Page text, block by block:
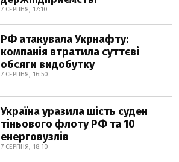
7 СЕРПНЯ, 17:10
РФ атакувала Укрнафту:
компанія втратила суттєві
обсяги видобутку
7 СЕРПНЯ, 16:50
Україна уразила шість суден
тіньового флоту РФ та 10
енерговузлів
7 СЕРПНЯ, 18:10